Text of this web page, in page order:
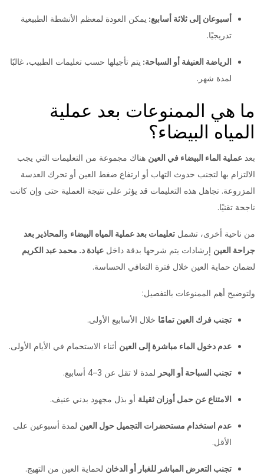
أسبوعان إلى ثلاثة أسابيع: يمكن العودة لمعظم الأنشطة الطبيعية
تدريجيًا.
الرياضة العنيفة أو السباحة: يتم تأجيلها حسب تعليمات الطبيب، غالبًا
لمدة شهر.
ما هي الممنوعات بعد عملية
المياه البيضاء؟
بعد عملية الماء البيضاء في العينهناك مجموعة من التعليمات التي يجب
الالتزام بها لتجنب حدوث التهاب أو ارتفاع ضغط العين أو تحرك العدسة
المزروعة. تجاهل هذه التعليمات قد يؤثر على نتيجة العملية حتى وإن كانت
ناجحة تقنيًا.
من ناحية أخرى، تشمل تعليمات بعد عملية المياه البيضاءوالمحاذير بعد
جراحة العينإرشادات يتم شرحها بدقة داخل عيادة د. محمد عبد الكريم
لضمان حماية العين خلال فترة التعافي الحساسة.
ولتوضيح أهم الممنوعات بالتفصيل:
تجنب فرك العين تمامًاخلال الأسابيع الأولى.
عدم دخول الماء مباشرة إلى العينأثناء الاستحمام في الأيام الأولى.
تجنب السباحة أو البحر لمدة لا تقل عن 3–4 أسابيع.
الامتناع عن حمل أوزان ثقيلةأو بذل مجهود بدني عنيف.
عدم استخدام مستحضرات التجميل حول العينلمدة أسبوعين على
الأقل.
تجنب التعرض المباشر للغبار أو الدخانلحماية العين من التهيج.